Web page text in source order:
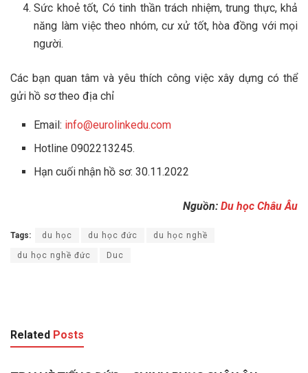
Sức khoẻ tốt, Có tinh thần trách nhiệm, trung thực, khả
năng làm việc theo nhóm, cư xử tốt, hòa đồng với mọi
người.
Các bạn quan tâm và yêu thích công việc xây dựng có thể
gửi hồ sơ theo địa chỉ
Email: info@eurolinkedu.com
Hotline 0902213245.
Hạn cuối nhận hồ sơ: 30.11.2022
Nguồn: Du học Châu Âu
Tags: du học du học đức du học nghề
du học nghề đức Duc
Related Posts
ĐỨC